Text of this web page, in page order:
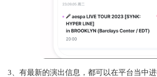
3、有最新的演出信息，都可以在平台当中进